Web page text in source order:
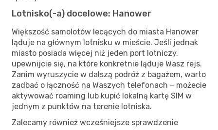
Lotnisko(-a) docelowe: Hanower
Większość samolotów lecących do miasta Hanower
ląduje na głównym lotnisku w mieście. Jeśli jednak
miasto posiada więcej niż jeden port lotniczy,
upewnijcie się, na które konkretnie ląduje Wasz rejs.
Zanim wyruszycie w dalszą podróż z bagażem, warto
zadbać o łączność na Waszych telefonach – możecie
aktywować roaming lub kupić lokalną kartę SIM w
jednym z punktów na terenie lotniska.
Zalecamy również wcześniejsze sprawdzenie